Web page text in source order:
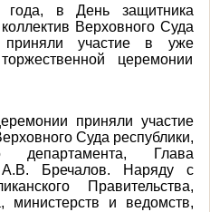
в День защитника
Верховного Суда
приняли участие в уже
церемонии
приняли участие
Суда республики,
департамента, Глава
А.В. Бречалов. Наряду с
Правительства,
министерств и ведомств,